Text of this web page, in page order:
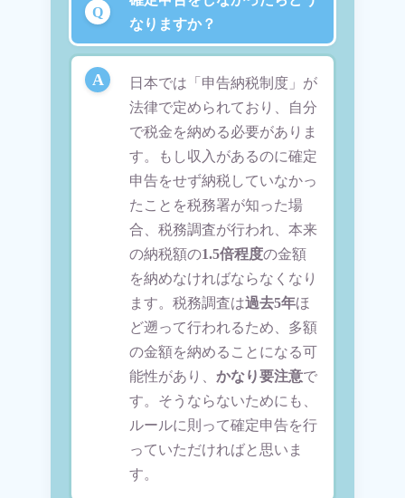
なりますか？
日本では「申告納税制度」が
法律で定められており、自分
で税金を納める必要がありま
す。もし収入があるのに確定
申告をせず納税していなかっ
たことを税務署が知った場
合、税務調査が行われ、本来
の納税額の1.5倍程度の金額
を納めなければならなくなり
ます。税務調査は過去5年ほ
ど遡って行われるため、多額
の金額を納めることになる可
能性があり、 かなり要注意で
す。そうならないためにも、
ルールに則って確定申告を行
っていただければと思いま
す。